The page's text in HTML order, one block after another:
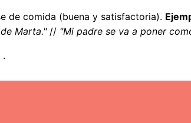
de comida (buena y satisfactoria).
Marta."// "Mi padre se va a poner
.